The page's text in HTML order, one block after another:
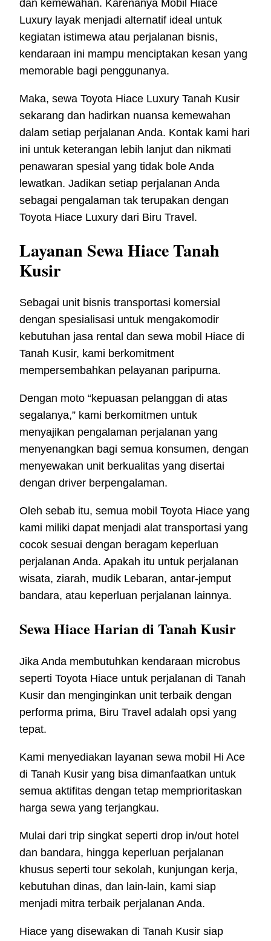
dan kemewahan. Karenanya Mobil Hiace
Luxury layak menjadi alternatif ideal untuk
kegiatan istimewa atau perjalanan bisnis,
kendaraan ini mampu menciptakan kesan yang
memorable bagi penggunanya.
Maka, sewa Toyota Hiace Luxury Tanah Kusir
sekarang dan hadirkan nuansa kemewahan
dalam setiap perjalanan Anda. Kontak kami hari
ini untuk keterangan lebih lanjut dan nikmati
penawaran spesial yang tidak bole Anda
lewatkan. Jadikan setiap perjalanan Anda
sebagai pengalaman tak terupakan dengan
Toyota Hiace Luxury dari Biru Travel.
Layanan Sewa Hiace Tanah
Kusir
Sebagai unit bisnis transportasi komersial
dengan spesialisasi untuk mengakomodir
kebutuhan jasa rental dan sewa mobil Hiace di
Tanah Kusir, kami berkomitment
mempersembahkan pelayanan paripurna.
Dengan moto “kepuasan pelanggan di atas
segalanya,” kami berkomitmen untuk
menyajikan pengalaman perjalanan yang
menyenangkan bagi semua konsumen, dengan
menyewakan unit berkualitas yang disertai
dengan driver berpengalaman.
Oleh sebab itu, semua mobil Toyota Hiace yang
kami miliki dapat menjadi alat transportasi yang
cocok sesuai dengan beragam keperluan
perjalanan Anda. Apakah itu untuk perjalanan
wisata, ziarah, mudik Lebaran, antar-jemput
bandara, atau keperluan perjalanan lainnya.
Sewa Hiace Harian di Tanah Kusir
Jika Anda membutuhkan kendaraan microbus
seperti Toyota Hiace untuk perjalanan di Tanah
Kusir dan menginginkan unit terbaik dengan
performa prima, Biru Travel adalah opsi yang
tepat.
Kami menyediakan layanan sewa mobil Hi Ace
di Tanah Kusir yang bisa dimanfaatkan untuk
semua aktifitas dengan tetap memprioritaskan
harga sewa yang terjangkau.
Mulai dari trip singkat seperti drop in/out hotel
dan bandara, hingga keperluan perjalanan
khusus seperti tour sekolah, kunjungan kerja,
kebutuhan dinas, dan lain-lain, kami siap
menjadi mitra terbaik perjalanan Anda.
Hiace yang disewakan di Tanah Kusir siap